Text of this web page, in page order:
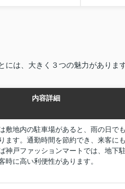
には、大きく３つの魅力がありま
内容詳細
敷地内の駐車場があると、雨の日で
ます。通勤時間を節約でき、来客に
神戸ファッションマートでは、地下
時に高い利便性があります。